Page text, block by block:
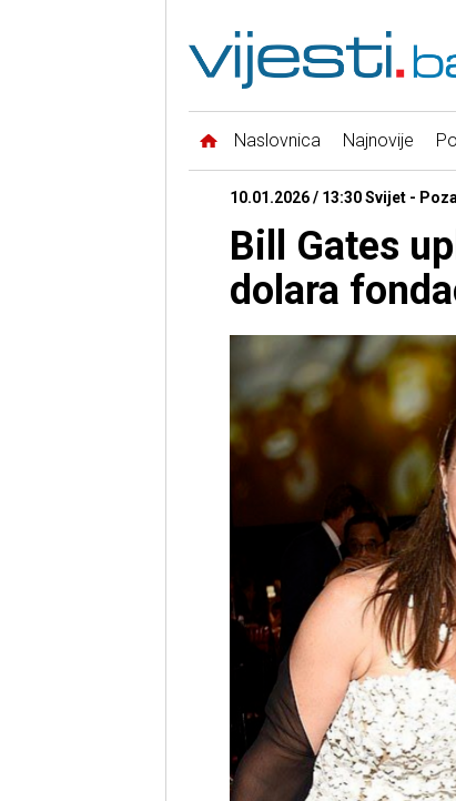
Naslovnica Najnovije
10.01.2026 / 13:30 Svijet -
Bill Gates
dolara